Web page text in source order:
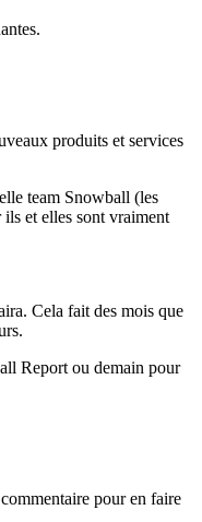
produits et services
team Snowball (les
et elles sont vraiment
Cela fait des mois que
Report ou demain pour
pour en faire